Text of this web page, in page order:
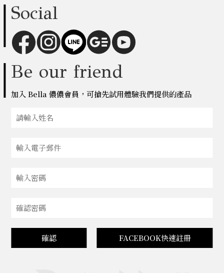
Social
Be our friend
加入 Bella 儂儂會員，可搶先試用體驗我們提供的產品
確認 FACEBOOK快速註冊